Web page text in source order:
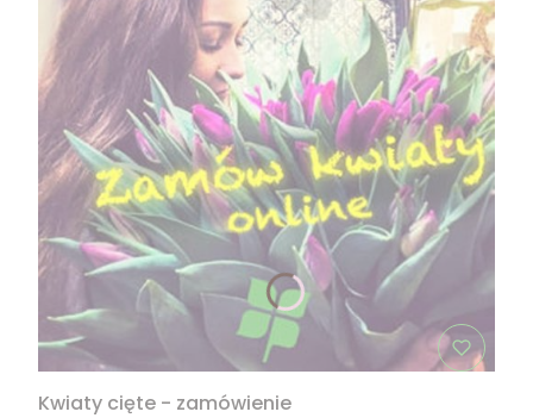
Kwiaty cięte - zamówienie